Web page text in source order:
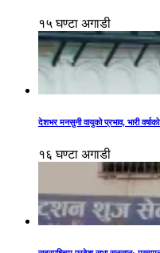
१५ घण्टा अगाडी
देशभर मनसुनी वायुको प्रभाव, भारी वर्षाको
१६ घण्टा अगाडी